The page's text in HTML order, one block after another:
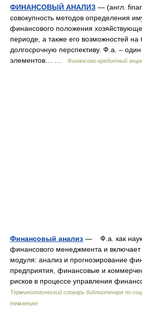
ФИНАНСОВЫЙ АНАЛИЗ — (англ.
совокупность методов определения
финансового положения
периоде, а также его возможностей
долгосрочную перспективу. Ф.а. –
элементов… …
Финансово-кредитный
Финансовый анализ — Ф.а. как
финансового менеджмента и
модуля: анализ и прогнозирование
предприятия, финансовые и
рисков в процессе управления
Терминологический словарь библиотекаря по
тематике